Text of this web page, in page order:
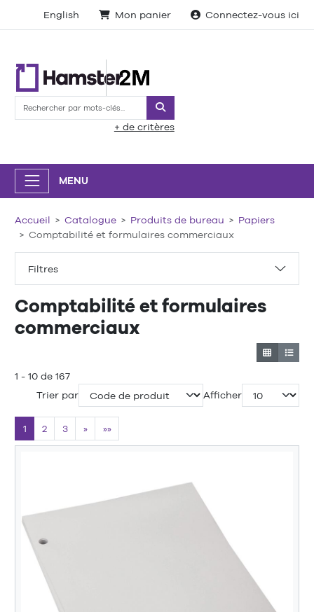
English Mon panier Connectez-vous ici
Rechercher
+ de critères
MENU
Filtres
Accueil Catalogue Produits de bureau
Papiers
Comptabilité et formulaires commerciaux
Comptabilité et formulaires
commerciaux
1 - 10 de 167
Trier par
Afficher
1 2 3 » »»